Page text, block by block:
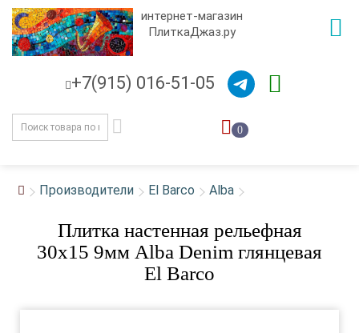
интернет-магазин
ПлиткаДжаз.ру
+7(915) 016-51-05
0
Производители El Barco Alba
Плитка настенная рельефная
30x15 9мм Alba Denim глянцевая
El Barco